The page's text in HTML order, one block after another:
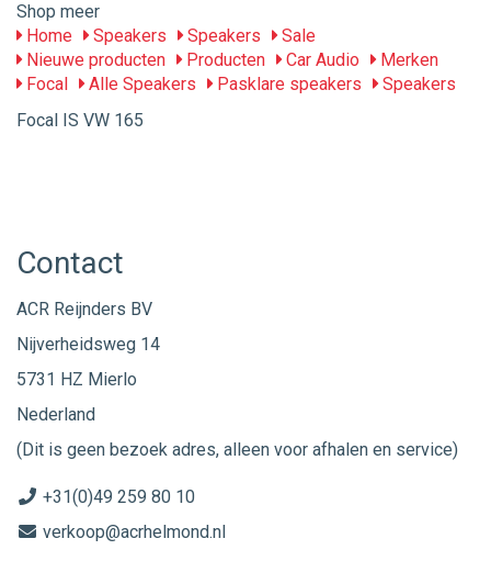
Shop meer
Home
Speakers Speakers
Sale
Nieuwe producten
Producten Car Audio
Merken
Focal
Alle Speakers Pasklare speakers
Speakers
Focal IS VW 165
Contact
ACR Reijnders BV
Nijverheidsweg 14
5731 HZ Mierlo
Nederland
(Dit is geen bezoek adres, alleen voor afhalen en service)
+31(0)49 259 80 10
verkoop@acrhelmond.nl